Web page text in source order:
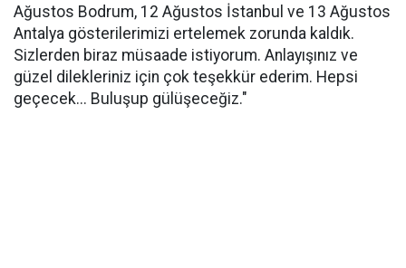
Ağustos Bodrum, 12 Ağustos İstanbul ve 13 Ağustos
Antalya gösterilerimizi ertelemek zorunda kaldık.
Sizlerden biraz müsaade istiyorum. Anlayışınız ve
güzel dilekleriniz için çok teşekkür ederim. Hepsi
geçecek... Buluşup gülüşeceğiz."